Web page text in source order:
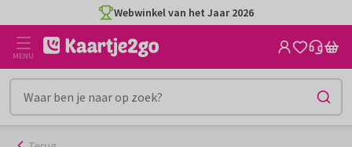
naar
inhoud
Webwinkel van het Jaar 2026
MENU